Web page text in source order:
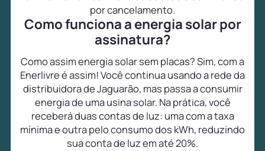
por cancelamento.
Como funciona a energia solar por
assinatura?
Como assim energia solar sem placas? Sim, com a
Enerlivre é assim! Você continua usando a rede da
distribuidora de Jaguarão, mas passa a consumir
energia de uma usina solar. Na prática, você
receberá duas contas de luz: uma com a taxa
mínima e outra pelo consumo dos kWh, reduzindo
sua conta de luz em até 20%.